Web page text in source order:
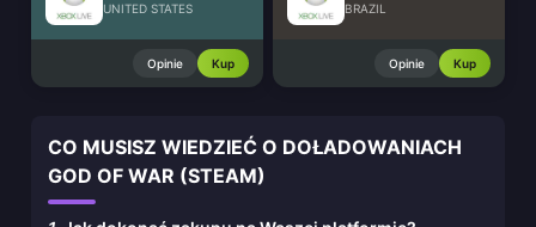
UNITED STATES
Opinie Kup
BRAZIL
Opinie Kup
CO MUSISZ WIEDZIEĆ O DOŁADOWANIACH
GOD OF WAR (STEAM)